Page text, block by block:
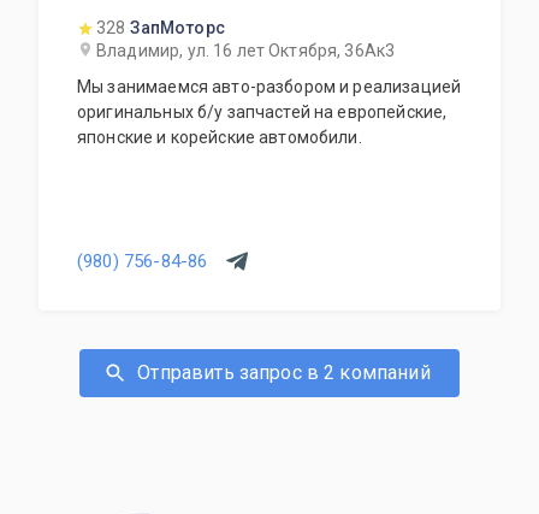
328 ЗапМоторс
Владимир, ул. 16 лет Октября, 36Ак3
Мы занимаемся авто-разбором и реализацией
оригинальных б/у запчастей на европейские,
японские и корейские автомобили.
(980) 756-84-86
Отправить запрос в 2 компаний